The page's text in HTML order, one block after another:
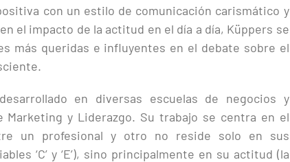
con un estilo de comunicación carismático y
el impacto de la actitud en el día a día, Küppers se
más queridas e influyentes en el debate sobre el
en diversas escuelas de negocios y
Marketing y Liderazgo. Su trabajo se centra en el
un profesional y otro no reside solo en sus
‘C’ y ‘E’), sino principalmente en su actitud (la